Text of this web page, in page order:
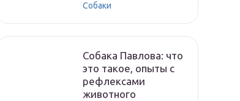
Собаки
Собака Павлова: что
это такое, опыты с
рефлексами
животного